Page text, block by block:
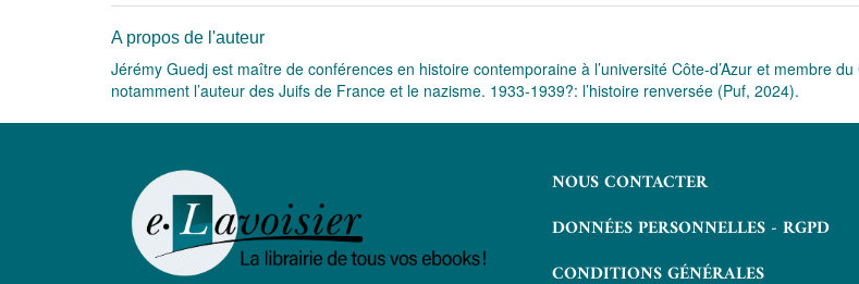
A propos de l'auteur
Jérémy Guedj est maître de conférences en histoire contemporaine à l’université Côte-d’Azur et membre
notamment l’auteur des Juifs de France et le nazisme. 1933-1939?: l’histoire renversée (Puf, 2024).
NOUS CONTACTER
DONNÉES PERSONNELLES - RGPD
CONDITIONS GÉNÉRALES